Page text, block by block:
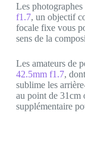
Les
f1.7, un objectif
focale fixe vous
sens de la
Les amateurs de
42.5mm f1.7,
sublime les
au point de 31cm
supplémentaire